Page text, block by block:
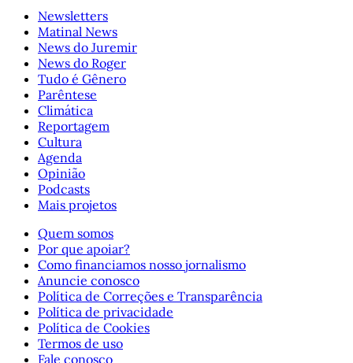
Newsletters
Matinal News
News do Juremir
News do Roger
Tudo é Gênero
Parêntese
Climática
Reportagem
Cultura
Agenda
Opinião
Podcasts
Mais projetos
Quem somos
Por que apoiar?
Como financiamos nosso jornalismo
Anuncie conosco
Política de Correções e Transparência
Política de privacidade
Política de Cookies
Termos de uso
Fale conosco